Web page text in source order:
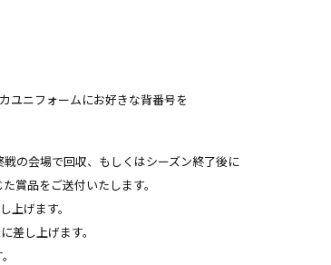
ユニフォームにお好きな背番号を
の会場で回収、もしくはシーズン終了後に
賞品をご送付いたします。
げます。
差し上げます。